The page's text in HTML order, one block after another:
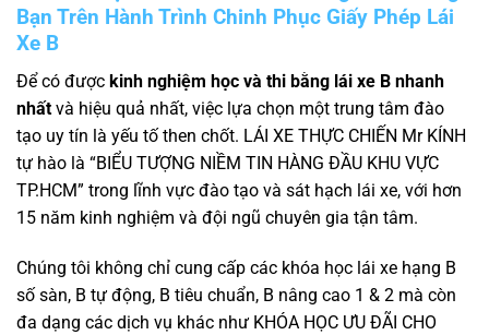
Bạn Trên Hành Trình Chinh Phục Giấy Phép Lái
Xe B
Để có được kinh nghiệm học và thi bằng lái xe B nhanh
nhất và hiệu quả nhất, việc lựa chọn một trung tâm đào
tạo uy tín là yếu tố then chốt. LÁI XE THỰC CHIẾN Mr KÍNH
tự hào là “BIỂU TƯỢNG NIỀM TIN HÀNG ĐẦU KHU VỰC
TP.HCM” trong lĩnh vực đào tạo và sát hạch lái xe, với hơn
15 năm kinh nghiệm và đội ngũ chuyên gia tận tâm.
Chúng tôi không chỉ cung cấp các khóa học lái xe hạng B
số sàn, B tự động, B tiêu chuẩn, B nâng cao 1 & 2 mà còn
đa dạng các dịch vụ khác như KHÓA HỌC ƯU ĐÃI CHO